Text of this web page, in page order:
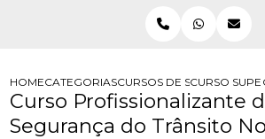
HOMECATEGORIASCURSOS DE SEGURANCA
CURSO
Curso Profissionalizante
Segurança do Trânsito